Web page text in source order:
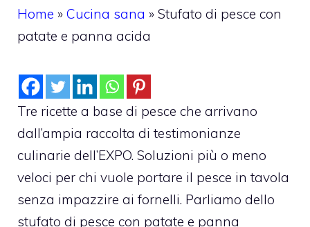
Home » Cucina sana » Stufato di pesce con
patate e panna acida
Tre ricette a base di pesce che arrivano
dall’ampia raccolta di testimonianze
culinarie dell’EXPO. Soluzioni più o meno
veloci per chi vuole portare il pesce in tavola
senza impazzire ai fornelli. Parliamo dello
stufato di pesce con patate e panna